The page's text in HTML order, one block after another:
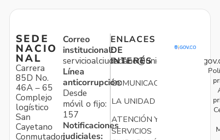
SEDE
NACIO
NAL
Carrera
85D No.
46A – 65
Complejo
logístico
San
Cayetano
Conmutador:
Correo
institucional:
Línea
anticorrupción:
Desde
móvil o fijo:
157
Notificaciones
judiciales:
ENLACES
DE
INTERÉS
COMUNICACIONES
LA UNIDAD
ATENCIÓN Y
SERVICIOS